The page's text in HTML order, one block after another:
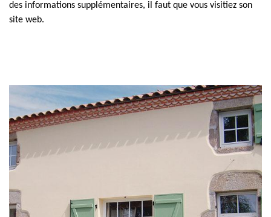
des informations supplémentaires, il faut que vous visitiez son
site web.